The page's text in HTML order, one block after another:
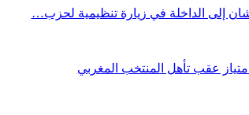
إلى الداخلة في زيارة تنظيمية لحزب…
عقب تأهل المنتخب المغربي